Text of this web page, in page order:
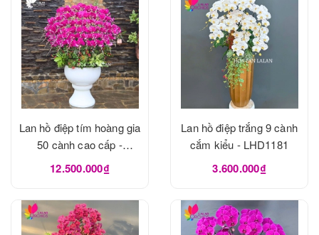
Lan hồ điệp tím hoàng gia
50 cành cao cấp -
LHD1182
12.500.000₫
Lan hồ điệp trắng 9 cành
cắm kiểu - LHD1181
3.600.000₫